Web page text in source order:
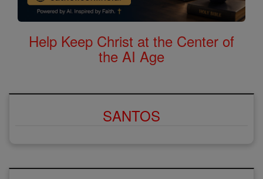
Help Keep Christ at the Center of
the AI Age
SANTOS